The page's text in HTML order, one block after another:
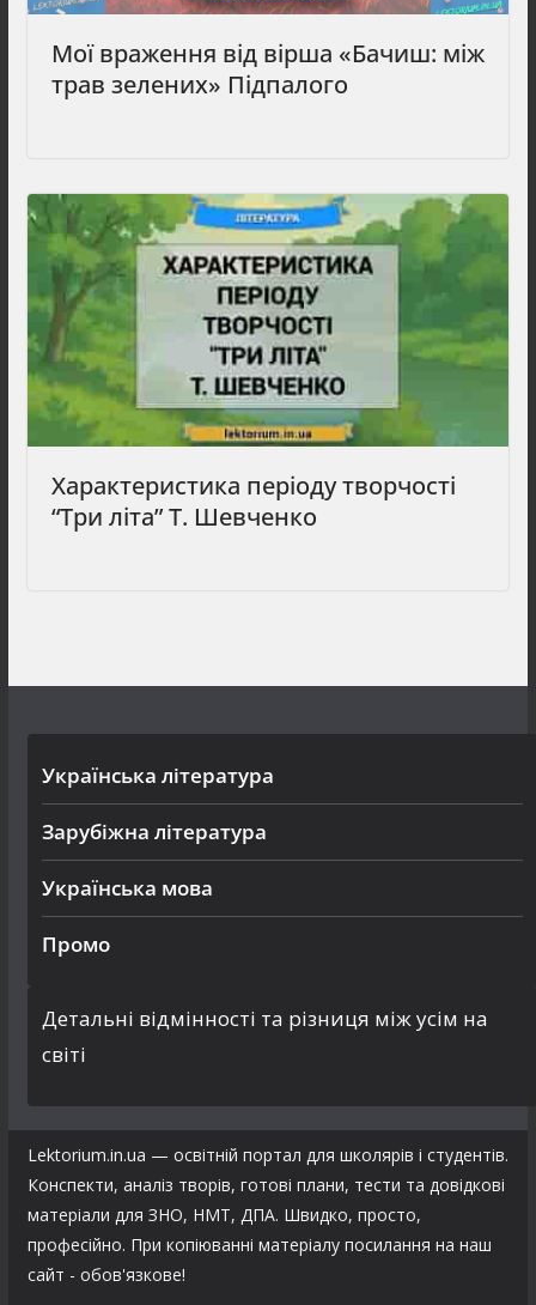
Мої враження від вірша «Бачиш: між
трав зелених» Підпалого
Характеристика періоду творчості
“Три літа” Т. Шевченко
Українська література
Зарубіжна література
Українська мова
Промо
Детальні відмінності та різниця між усім на
світі
Lektorium.in.ua — освітній портал для школярів і студентів.
Конспекти, аналіз творів, готові плани, тести та довідкові
матеріали для ЗНО, НМТ, ДПА. Швидко, просто,
професійно. При копіюванні матеріалу посилання на наш
сайт - обов'язкове!